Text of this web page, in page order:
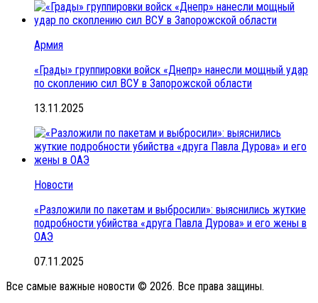
Армия
«Грады» группировки войск «Днепр» нанесли мощный удар
по скоплению сил ВСУ в Запорожской области
13.11.2025
Новости
«Разложили по пакетам и выбросили»: выяснились жуткие
подробности убийства «друга Павла Дурова» и его жены в
ОАЭ
07.11.2025
Все самые важные новости © 2026. Все права защины.